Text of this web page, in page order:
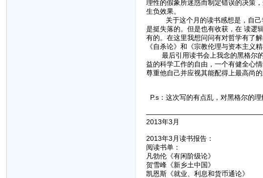
理性的假象所迷惑而制定错误的决策
生负效果。
关于这个月的读书感想是，自己尝
是挺失落的。但是也有收获，在 读逻
有的。在这里我想问问有对哲学有了
《自杀论》和《宗教伦理与资本主义
最后引用读书会上我念的黑格尔的
益的科学工作的自由，一个有健全心
尊重他自己并应视其能配得上最高尚的
P.s：这次写的有点乱，对黑格尔的
2013年3月
2013年3月读书报告：
阅读书单：
凡勃伦《有闲阶级论》
贺雪峰《新乡土中国》
凯恩斯《就业、利息和货币通论》